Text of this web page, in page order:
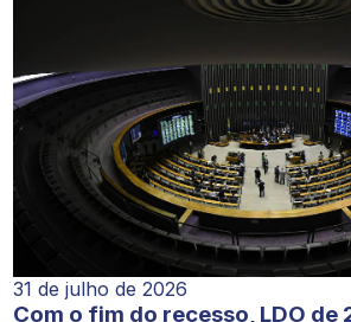
31 de julho de 2026
Com o fim do recesso, LDO de